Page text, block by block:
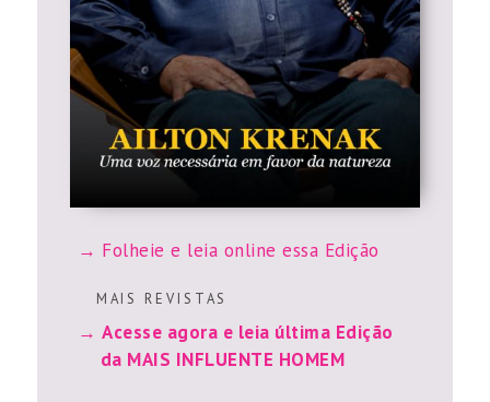
Folheie e leia online essa Edição
M A I S R E V I S T A S
Acesse agora e leia última Edição
da MAIS INFLUENTE HOMEM